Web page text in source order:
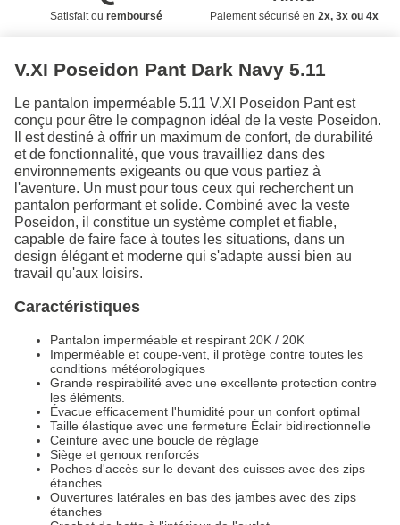
Satisfait ou remboursé Paiement sécurisé en 2x, 3x ou 4x
V.XI Poseidon Pant Dark Navy 5.11
Le pantalon imperméable 5.11 V.XI Poseidon Pant est
conçu pour être le compagnon idéal de la veste Poseidon.
Il est destiné à offrir un maximum de confort, de durabilité
et de fonctionnalité, que vous travailliez dans des
environnements exigeants ou que vous partiez à
l'aventure. Un must pour tous ceux qui recherchent un
pantalon performant et solide. Combiné avec la veste
Poseidon, il constitue un système complet et fiable,
capable de faire face à toutes les situations, dans un
design élégant et moderne qui s'adapte aussi bien au
travail qu'aux loisirs.
Caractéristiques
Pantalon imperméable et respirant 20K / 20K
Imperméable et coupe-vent, il protège contre toutes les
conditions météorologiques
Grande respirabilité avec une excellente protection contre
les éléments.
Évacue efficacement l'humidité pour un confort optimal
Taille élastique avec une fermeture Éclair bidirectionnelle
Ceinture avec une boucle de réglage
Siège et genoux renforcés
Poches d'accès sur le devant des cuisses avec des zips
étanches
Ouvertures latérales en bas des jambes avec des zips
étanches